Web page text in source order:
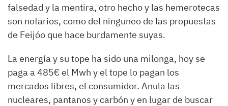
falsedad y la mentira, otro hecho y las hemerotecas
son notarios, como del ninguneo de las propuestas
de Feijóo que hace burdamente suyas.
La energía y su tope ha sido una milonga, hoy se
paga a 485€ el Mwh y el tope lo pagan los
mercados libres, el consumidor. Anula las
nucleares, pantanos y carbón y en lugar de buscar